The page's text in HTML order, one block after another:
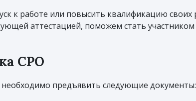
к работе или повысить квалификацию
аттестацией, поможем стать
СРО
предъявить следующие документы: